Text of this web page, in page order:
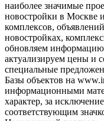
наиболее значимые
новостройки в Москве
комплексов,
новостройках,
обновляем
актуализируем цены и
специальные
Базы объектов на
информационными
характер, за
соответствующим